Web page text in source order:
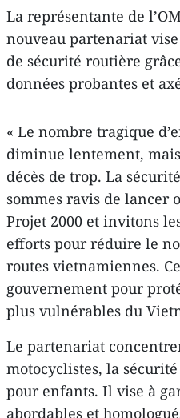
La représentante de
nouveau partenariat
de sécurité routière
données probantes et
« Le nombre tragique
diminue lentement,
décès de trop. La
sommes ravis de lancer
Projet 2000 et invitons
efforts pour réduire le
routes vietnamiennes.
gouvernement pour
plus vulnérables du
Le partenariat
motocyclistes, la
pour enfants. Il vise à
abordables et